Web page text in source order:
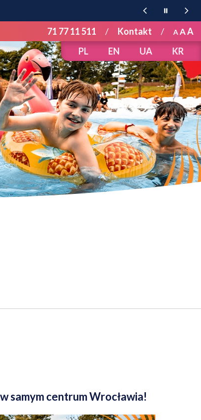
71 77 11 511 / Kontakt / AAA
PL
EN UA KR
samym centrum Wrocławia!